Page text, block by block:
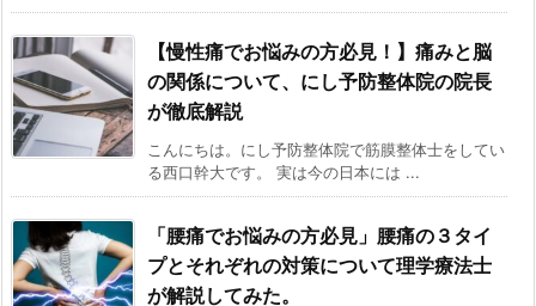
【慢性痛でお悩みの方必見！】痛みと脳
の関係について、にし予防整体院の院長
が徹底解説
こんにちは。にし予防整体院で筋膜整体士をしてい
る西口幹大です。 実は今の日本には ...
「腰痛でお悩みの方必見」腰痛の３タイ
プとそれぞれの対策について理学療法士
が解説してみた。